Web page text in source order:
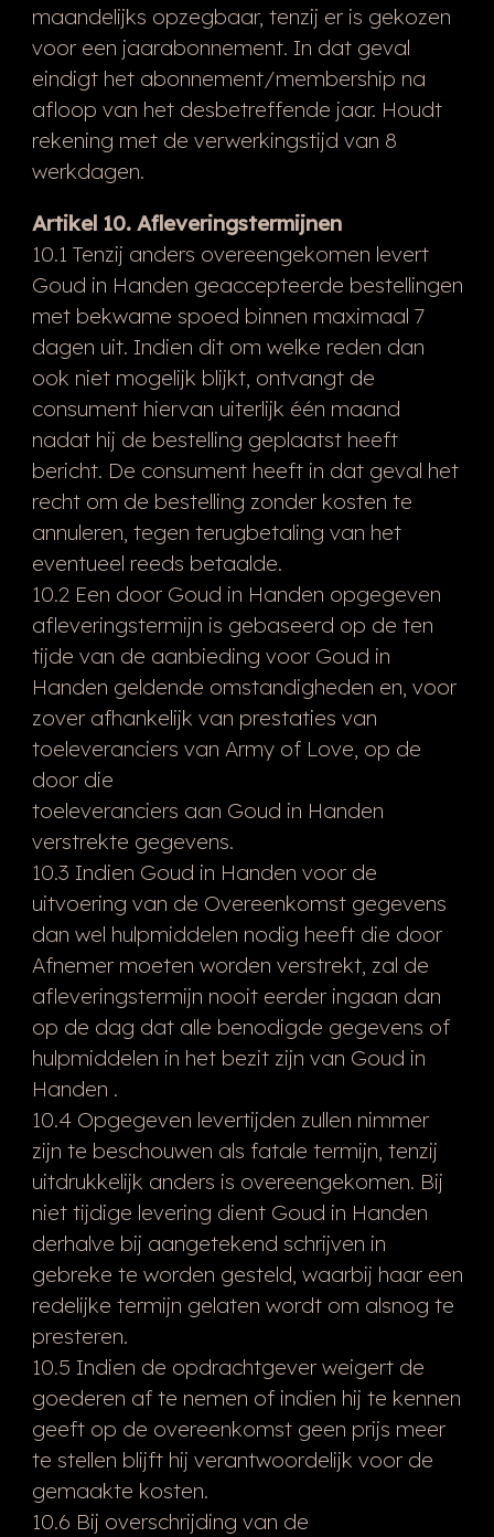
maandelijks opzegbaar, tenzij er is gekozen
voor een jaarabonnement. In dat geval
eindigt het abonnement/membership na
afloop van het desbetreffende jaar. Houdt
rekening met de verwerkingstijd van 8
werkdagen.
Artikel 10. Afleveringstermijnen
10.1 Tenzij anders overeengekomen levert
Goud in Handen geaccepteerde bestellingen
met bekwame spoed binnen maximaal 7
dagen uit. Indien dit om welke reden dan
ook niet mogelijk blijkt, ontvangt de
consument hiervan uiterlijk één maand
nadat hij de bestelling geplaatst heeft
bericht. De consument heeft in dat geval het
recht om de bestelling zonder kosten te
annuleren, tegen terugbetaling van het
eventueel reeds betaalde.
10.2 Een door Goud in Handen opgegeven
afleveringstermijn is gebaseerd op de ten
tijde van de aanbieding voor Goud in
Handen geldende omstandigheden en, voor
zover afhankelijk van prestaties van
toeleveranciers van Army of Love, op de
door die
toeleveranciers aan Goud in Handen
verstrekte gegevens.
10.3 Indien Goud in Handen voor de
uitvoering van de Overeenkomst gegevens
dan wel hulpmiddelen nodig heeft die door
Afnemer moeten worden verstrekt, zal de
afleveringstermijn nooit eerder ingaan dan
op de dag dat alle benodigde gegevens of
hulpmiddelen in het bezit zijn van Goud in
Handen .
10.4 Opgegeven levertijden zullen nimmer
zijn te beschouwen als fatale termijn, tenzij
uitdrukkelijk anders is overeengekomen. Bij
niet tijdige levering dient Goud in Handen
derhalve bij aangetekend schrijven in
gebreke te worden gesteld, waarbij haar een
redelijke termijn gelaten wordt om alsnog te
presteren.
10.5 Indien de opdrachtgever weigert de
goederen af te nemen of indien hij te kennen
geeft op de overeenkomst geen prijs meer
te stellen blijft hij verantwoordelijk voor de
gemaakte kosten.
10.6 Bij overschrijding van de